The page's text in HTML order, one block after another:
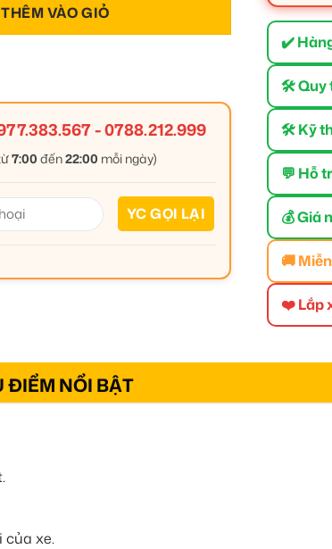
THÊM VÀO GIỎ
-0788.212.999
7:00 đến22:00 mỗi ngày)
✔️
🛠 Quy
🛠 Kỹ
💬 Hỗ
💰 Giá
🚚
❤️ Lắp
ĐIỂM NỔI BẬT
của xe.